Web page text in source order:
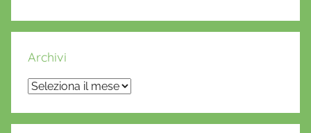
Archivi
Archivi